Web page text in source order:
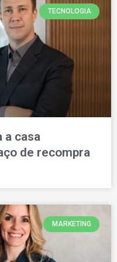
TECNOLOGIA
a casa
de recompra
MARKETING